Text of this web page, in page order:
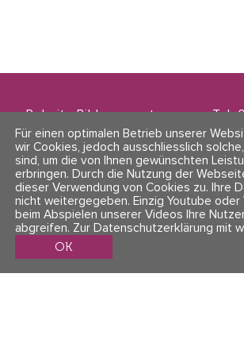
Polarity Bildungszentrum
Zwinglistrasse 21
8004 Zürich
Tel.
Kontakt & Info
AGBs
Impressum & Datenschutz
Für einen optimalen Betrieb unserer
wir Cookies, jedoch ausschliesslich
sind, um die von Ihnen gewünschten
erbringen. Durch die Nutzung der
dieser Verwendung von Cookies zu. Ihre
nicht weitergegeben. Einzig Youtube oder
beim Abspielen unserer Videos Ihre
abgreifen. Zur Datenschutzerklärung mit
OK